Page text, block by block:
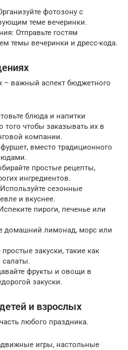
фотозону с
теме вечеринки.
Отправьте гостям
темы вечеринки и дресс-кода.
– важный аспект бюджетного
блюда и напитки
того чтобы заказывать их в
компании.
вместо традиционного
простые рецепты,
ингредиентов.
сезонные
и вкуснее.
пироги, печенье или
домашний лимонад, морс или
закуски, такие как
салаты.
фрукты и овощи в
закуски.
и взрослых
любого праздника.
игры, настольные